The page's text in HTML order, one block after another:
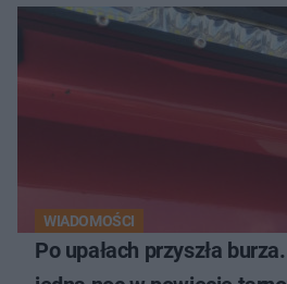
WIADOMOŚCI
Po upałach przyszła